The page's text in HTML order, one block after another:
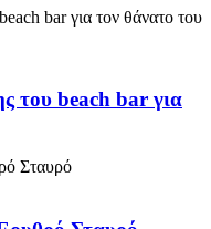
του beach bar για